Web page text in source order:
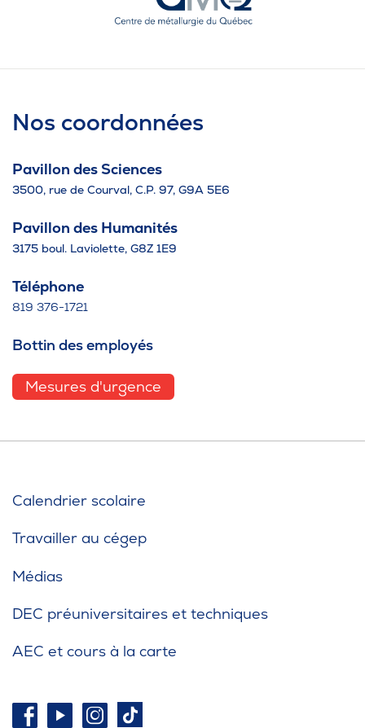
Nos coordonnées
Pavillon des Sciences
3500, rue de Courval, C.P. 97, G9A 5E6
Pavillon des Humanités
3175 boul. Laviolette, G8Z 1E9
Téléphone
819 376-1721
Bottin des employés
Mesures d'urgence
Calendrier scolaire
Travailler au cégep
Médias
DEC préuniversitaires et techniques
AEC et cours à la carte